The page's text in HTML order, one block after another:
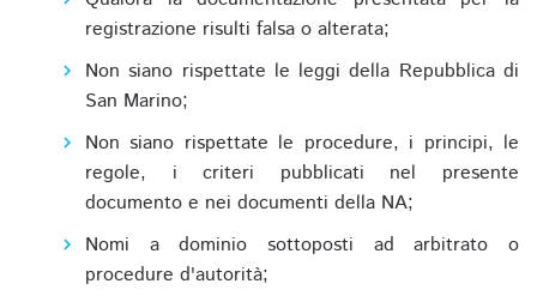
registrazione risulti falsa o alterata;
Non siano rispettate le leggi della Repubblica di
San Marino;
Non siano rispettate le procedure, i principi, le
regole, i criteri pubblicati nel presente
documento e nei documenti della NA;
Nomi a dominio sottoposti ad arbitrato o
procedure d'autorità;